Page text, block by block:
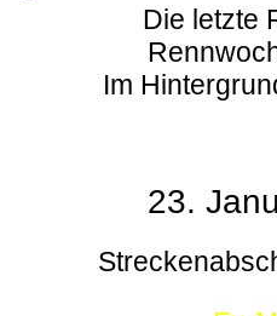
Die letzte
Im
23.